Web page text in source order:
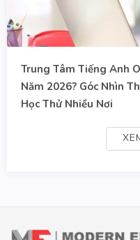
Trung Tâm Tiếng Anh
Năm 2026? Góc Nhìn
Học Thử Nhiều Nơi